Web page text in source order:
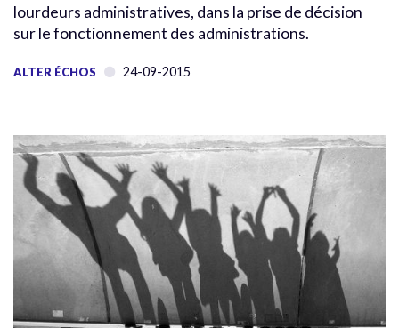
lourdeurs administratives, dans la prise de décision
sur le fonctionnement des administrations.
ALTER ÉCHOS 24-09-2015